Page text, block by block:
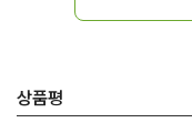
상품평